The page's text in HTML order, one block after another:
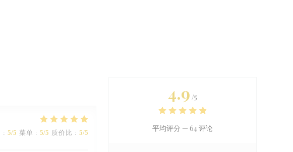
: 5/5 菜单 : 5/5 质价比 : 5/5
4.9 /5
平均评分 — 64 评论